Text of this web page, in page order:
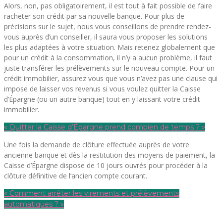
Alors, non, pas obligatoirement, il est tout à fait possible de faire
racheter son crédit par sa nouvelle banque. Pour plus de
précisions sur le sujet, nous vous conseillons de prendre rendez-
vous auprès d’un conseiller, il saura vous proposer les solutions
les plus adaptées à votre situation. Mais retenez globalement que
pour un crédit à la consommation, il n’y a aucun problème, il faut
juste transférer les prélèvements sur le nouveau compte. Pour un
crédit immobilier, assurez vous que vous n’avez pas une clause qui
impose de laisser vos revenus si vous voulez quitter la Caisse
d’Épargne (ou un autre banque) tout en y laissant votre crédit
immobilier.
« Quitter la Caisse d’Épargne prend combien de temps ? »
Une fois la demande de clôture effectuée auprès de votre
ancienne banque et dès la restitution des moyens de paiement, la
Caisse d’Épargne dispose de 10 jours ouvrés pour procéder à la
clôture définitive de l’ancien compte courant.
« Comment arrêter les virements et prélèvements
automatiques ? »